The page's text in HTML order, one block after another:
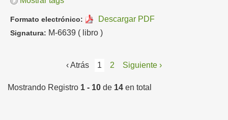
Formato electrónico: Descargar PDF
Signatura: M-6639 ( libro )
‹ Atrás 1 2 Siguiente ›
Mostrando Registro 1 - 10 de 14 en total